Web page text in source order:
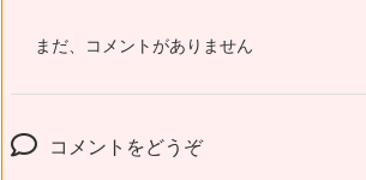
まだ、コメントがありません
コメントをどうぞ